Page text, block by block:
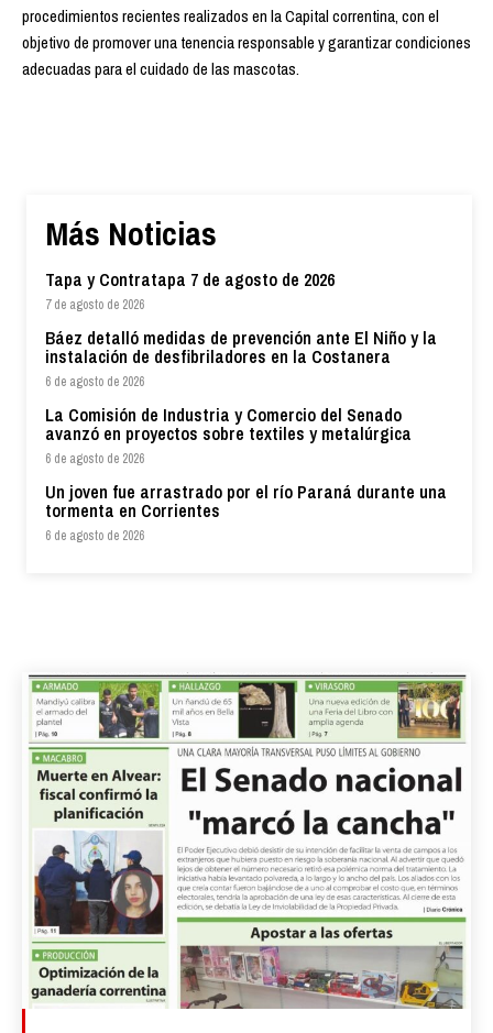
procedimientos recientes realizados en la Capital correntina, con el
objetivo de promover una tenencia responsable y garantizar condiciones
adecuadas para el cuidado de las mascotas.
Más Noticias
Tapa y Contratapa 7 de agosto de 2026
7 de agosto de 2026
Báez detalló medidas de prevención ante El Niño y la
instalación de desfibriladores en la Costanera
6 de agosto de 2026
La Comisión de Industria y Comercio del Senado
avanzó en proyectos sobre textiles y metalúrgica
6 de agosto de 2026
Un joven fue arrastrado por el río Paraná durante una
tormenta en Corrientes
6 de agosto de 2026